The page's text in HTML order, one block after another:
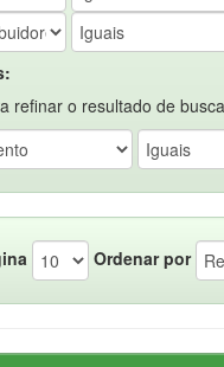
refinar o resultado de
Ordenar por